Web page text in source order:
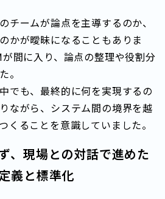
チームが論点を主導するのか、
かが曖昧になることもありま
間に入り、論点の整理や役割分
。
でも、最終的に何を実現するの
ながら、システム間の境界を越
くることを意識していました。
、現場との対話で進めた
義と標準化